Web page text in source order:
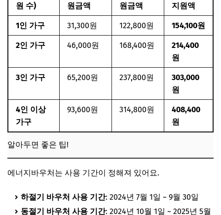
원 수)
원금액
원금액
지원액
1인 가구 31,300원 122,800원 154,100원
2인 가구 46,000원 168,400원
214,400
원
3인 가구 65,200원 237,800원
303,000
원
4인 이상
가구
93,600원 314,800원
408,400
원
알아두면 좋은 팁!
에너지바우처는 사용 기간이 정해져 있어요.
하절기 바우처 사용 기간: 2024년 7월 1일 ~ 9월 30일
동절기 바우처 사용 기간: 2024년 10월 1일 ~ 2025년 5월